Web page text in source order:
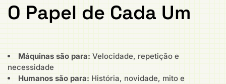
O Papel de Cada Um
Máquinas são para: Velocidade, repetição e
necessidade
Humanos são para: História, novidade, mito e